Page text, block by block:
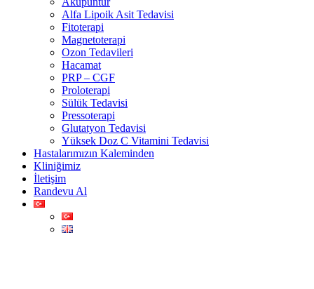
Alfa Lipoik Asit Tedavisi
Fitoterapi
Magnetoterapi
Ozon Tedavileri
Hacamat
PRP – CGF
Proloterapi
Sülük Tedavisi
Pressoterapi
Glutatyon Tedavisi
Yüksek Doz C Vitamini Tedavisi
Hastalarımızın Kaleminden
Kliniğimiz
İletişim
Randevu Al